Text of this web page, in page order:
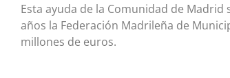
Esta ayuda de la Comunidad de
años la Federación Madrileña de
millones de euros.